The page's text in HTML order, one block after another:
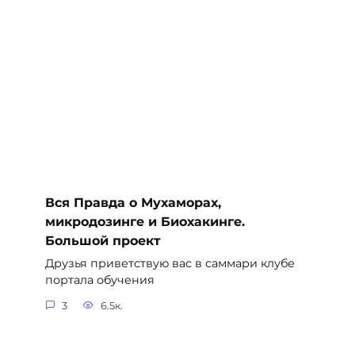
Вся Правда о Мухаморах,
микродозинге и Биохакинге.
Большой проект
Друзья приветствую вас в саммари клубе
портала обучения
3 6.5к.